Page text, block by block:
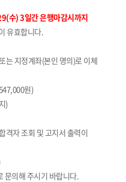
수) 3일간 은행마감시까지
유효합니다.
는 지정계좌(본인 명의)로 이체
원)
)
격자 조회 및 고지서 출력이
문의해 주시기 바랍니다.